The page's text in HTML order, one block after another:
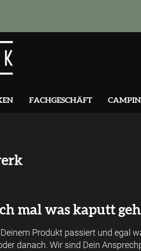
FACHGESCHÄFT
mal was kaputt
Produkt passiert und egal
danach. Wir sind Dein